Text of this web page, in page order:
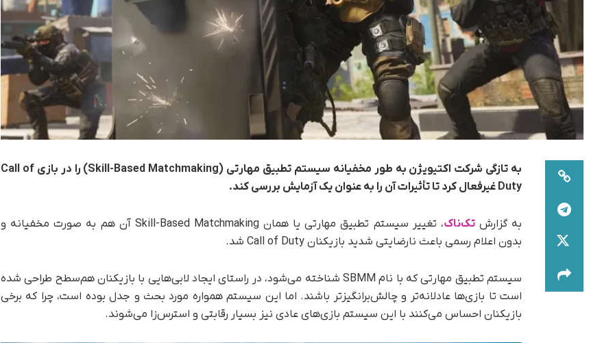
به تازگی شرکت اکتیویژن به طور مخفیانه سیستم تطبیق مهارتی (Skill-Based Matchmaking) را در بازی Call of
Duty غیرفعال کرد تا تأثیرات آن را به عنوان یک آزمایش بررسی کند.
به گزارشتک‌ناک
، تغییر سیستم تطبیق مهارتی یا همان Skill-Based Matchmaking آن هم به صورت مخفیانه و
بدون اعلام رسمی باعث نارضایتی شدید بازیکنان Call of Duty شد.
سیستم تطبیق مهارتی که با نام SBMM شناخته می‌شود، در راستای ایجاد لابی‌هایی با بازیکنان هم‌سطح طراحی شده
است تا بازی‌ها عادلانه‌تر و چالش‌برانگیزتر باشند. اما این سیستم همواره مورد بحث و جدل بوده است، چرا که برخی
بازیکنان احساس می‌کنند با این سیستم بازی‌های عادی نیز بسیار رقابتی و استرس‌زا می‌شوند.